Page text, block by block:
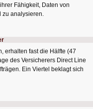
Fähigkeit, Daten von
zu analysieren.
erhalten fast die Hälfte (47
des Versicherers Direct Line
Ein Viertel beklagt sich